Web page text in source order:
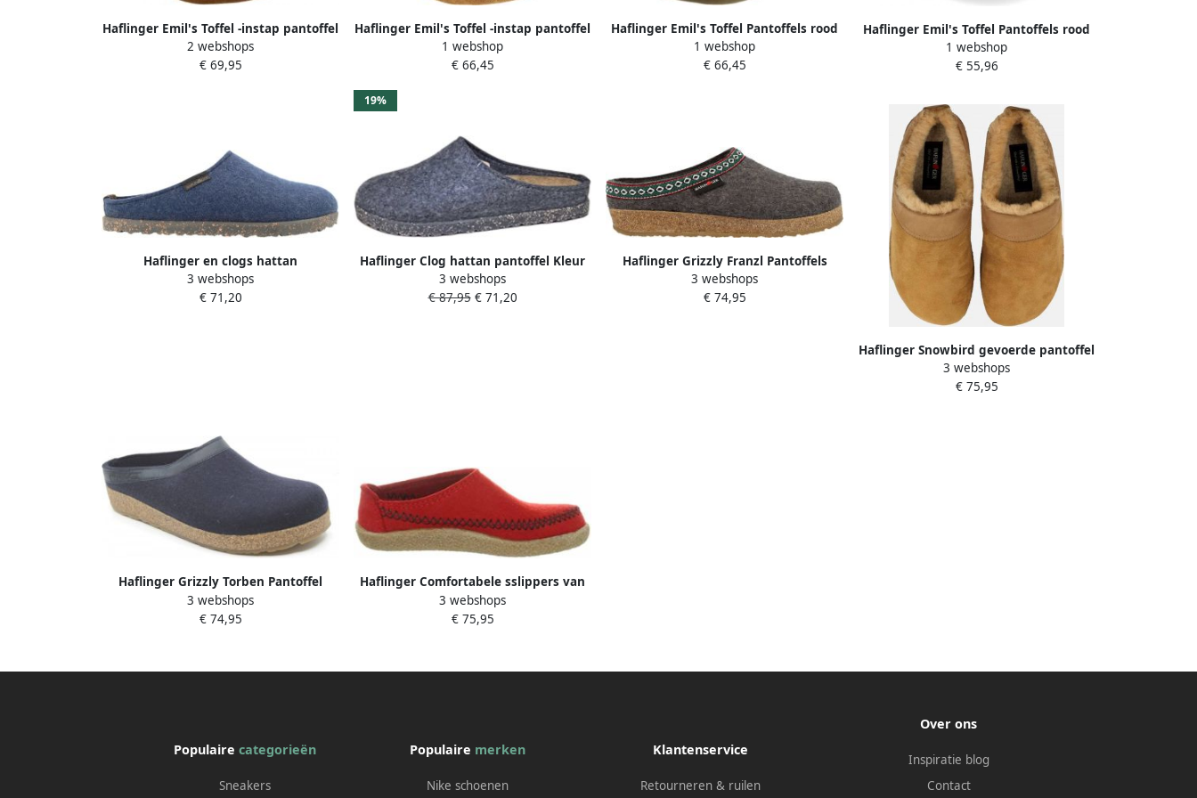
Haflinger Emil's Toffel -instap pantoffel
Antraciet Vilt Fashion Pantoffel leren
loopvlak anatomisch voetbed
2 webshops
€ 69,95
Haflinger Emil's Toffel -instap pantoffel
Blauw Vilt Fashion Pantoffel leren
loopvlak anatomisch voetbed
1 webshop
€ 66,45
Haflinger Emil's Toffel Pantoffels rood
1 webshop
€ 66,45
Haflinger Emil's Toffel Pantoffels rood
1 webshop
€ 55,96
Haflinger en clogs hattan
3 webshops
€ 71,20
19%
Haflinger Clog hattan pantoffel Kleur
Grijs)
3 webshops
€ 87,95€ 71,20
Haflinger Grizzly Franzl Pantoffels
bruin
3 webshops
€ 74,95
Haflinger Snowbird gevoerde pantoffel
Leer Gevoerd Lamsleer buitenzool met
profiel
3 webshops
€ 75,95
Haflinger Grizzly Torben Pantoffel
Pantoffel Blauw
3 webshops
€ 74,95
Haflinger Comfortabele sslippers van
zacht vilt
3 webshops
€ 75,95
Populairecategorieën
Sneakers
Populaire merken
Nike schoenen
Klantenservice
Retourneren & ruilen
Over ons
Inspiratie blog
Contact